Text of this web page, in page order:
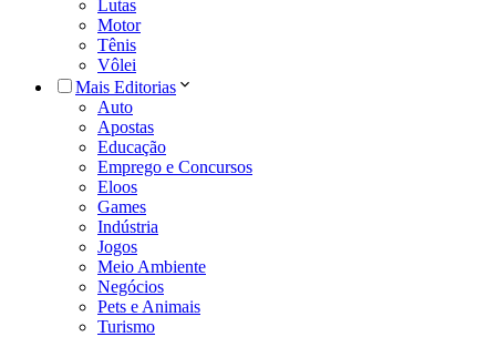
Lutas
Motor
Tênis
Vôlei
Mais Editorias
Auto
Apostas
Educação
Emprego e Concursos
Eloos
Games
Indústria
Jogos
Meio Ambiente
Negócios
Pets e Animais
Turismo